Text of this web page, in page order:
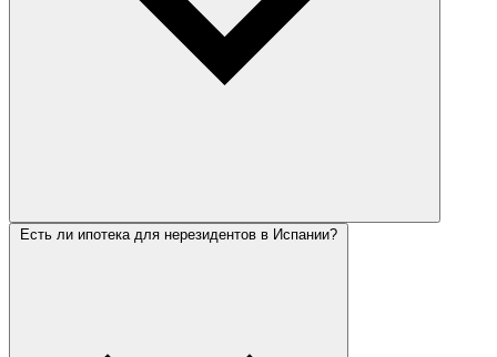
Есть ли ипотека для нерезидентов в Испании?